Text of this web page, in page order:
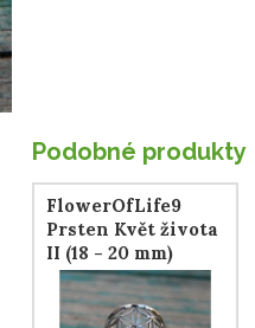
Podobné produkty
FlowerOfLife9
Prsten Květ života
II (18 - 20 mm)